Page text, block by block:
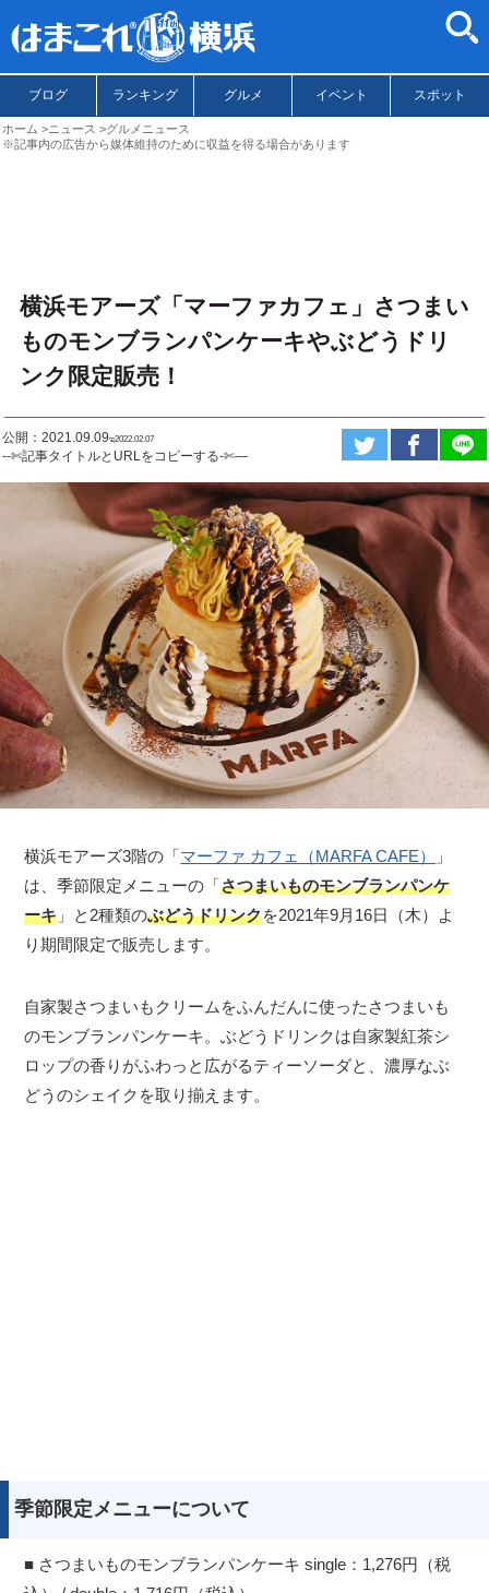
ブログ ランキング グルメ イベント スポット
ホーム ニュース
グルメニュース
※記事内の広告から媒体維持のために収益を得る場合があります
横浜モアーズ「マーファカフェ」さつまい
ものモンブランパンケーキやぶどうドリ
ンク限定販売！
公開：2021.09.09ಇ2022.02.07
--✄記事タイトルとURLをコピーする-✄—
横浜モアーズ3階の「マーファ カフェ（MARFA CAFE）
」
は、季節限定メニューの「さつまいものモンブランパンケ
ーキ 」と2種類のぶどうドリンクを2021年9月16日（木）よ
り期間限定で販売します。
自家製さつまいもクリームをふんだんに使ったさつまいも
のモンブランパンケーキ。ぶどうドリンクは自家製紅茶シ
ロップの香りがふわっと広がるティーソーダと、濃厚なぶ
どうのシェイクを取り揃えます。
季節限定メニューについて
■ さつまいものモンブランパンケーキ single：1,276円（税